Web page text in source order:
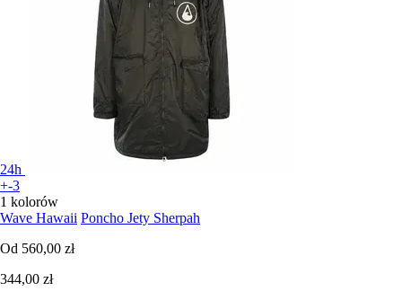
24h
+-3
1 kolorów
Wave Hawaii Poncho Jety Sherpah
Od 560,00 zł
344,00 zł